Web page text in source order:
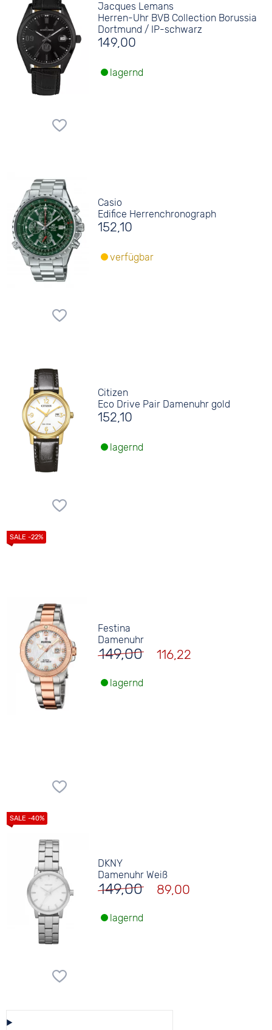
Jacques Lemans
Herren-Uhr BVB Collection Borussia
Dortmund / IP-schwarz
149,00
lagernd
Casio
Edifice Herrenchronograph
152,10
verfügbar
Citizen
Eco Drive Pair Damenuhr gold
152,10
lagernd
Festina
Damenuhr
149,00 116,22
lagernd
DKNY
Damenuhr Weiß
149,00 89,00
lagernd